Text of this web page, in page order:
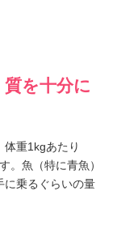
質を十分に
重1kgあたり
。魚（特に青魚）
に乗るぐらいの量